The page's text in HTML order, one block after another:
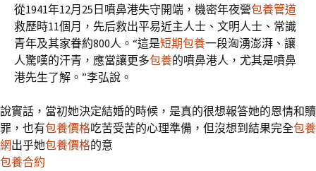
從1941年12月25日噴鼻港失守開端，機密年夜營包養管道
救歷時11個月，先后救出平易近主人士、文明人士、常識
青年及其家眷約800人。“這是短期包養一段洶湧澎湃、讓
人驚嘆的汗青，應當讓更多包養的噴鼻港人，尤其是噴鼻
港先生了解。”李弘說。
說實話，當初她決定結婚的時候，是真的很想報答她的恩情和贖
罪，也有包養價格吃苦受苦的心理準備，但沒想到結果完全包養
網出乎她包養價格的意
包養合約